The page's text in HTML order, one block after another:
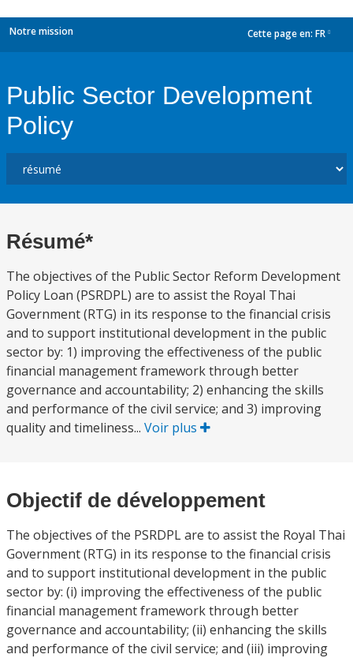
Notre mission Cette page en: FR
Public Sector Development
Policy
Résumé*
The objectives of the Public Sector Reform Development
Policy Loan (PSRDPL) are to assist the Royal Thai
Government (RTG) in its response to the financial crisis
and to support institutional development in the public
sector by: 1) improving the effectiveness of the public
financial management framework through better
governance and accountability; 2) enhancing the skills
and performance of the civil service; and 3) improving
quality and timeliness... Voir plus
Objectif de développement
The objectives of the PSRDPL are to assist the Royal Thai
Government (RTG) in its response to the financial crisis
and to support institutional development in the public
sector by: (i) improving the effectiveness of the public
financial management framework through better
governance and accountability; (ii) enhancing the skills
and performance of the civil service; and (iii) improving